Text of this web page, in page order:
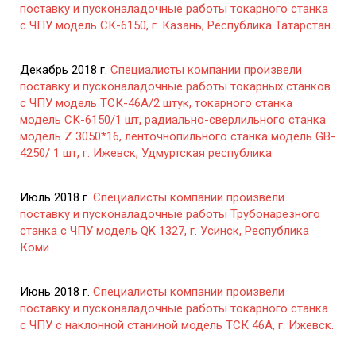
поставку и пусконаладочные работы токарного станка
с ЧПУ модель СК-6150, г. Казань, Республика Татарстан.
Декабрь 2018 г. Специалисты компании произвели
поставку и пусконаладочные работы токарных станков
с ЧПУ модель ТСК-46А/2 штук, токарного станка
модель СК-6150/1 шт, радиально-сверлильного станка
модель Z 3050*16, ленточнопильного станка модель GB-
4250/ 1 шт, г. Ижевск, Удмуртская республика
Июль 2018 г. Специалисты компании произвели
поставку и пусконаладочные работы Трубонарезного
станка с ЧПУ модель QK 1327, г. Усинск, Республика
Коми.
Июнь 2018 г. Специалисты компании произвели
поставку и пусконаладочные работы токарного станка
с ЧПУ с наклонной станиной модель ТСК 46А, г. Ижевск.